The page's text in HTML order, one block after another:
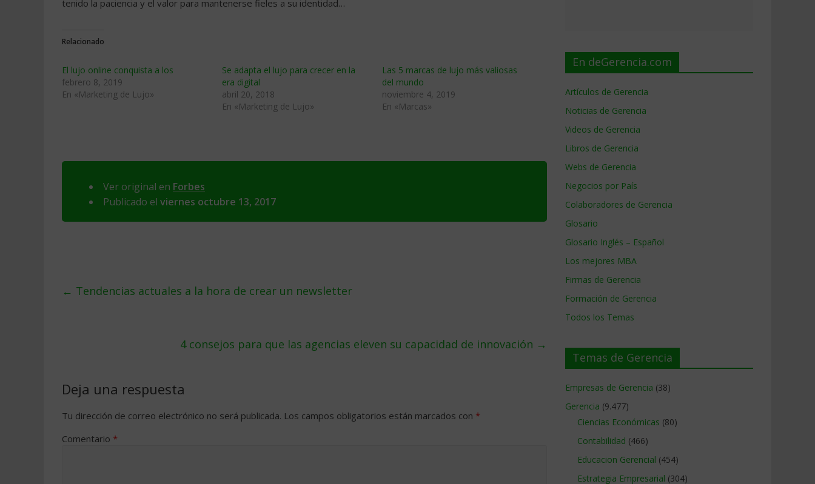
tenido la paciencia y el valor para mantenerse fieles a su identidad…
Relacionado
El lujo online conquista a los
febrero 8, 2019
En «Marketing de Lujo»
Se adapta el lujo para crecer en la
era digital
abril 20, 2018
En «Marketing de Lujo»
Las 5 marcas de lujo más valiosas
del mundo
noviembre 4, 2019
En «Marcas»
Ver original en Forbes
Publicado el viernes octubre 13, 2017
← Tendencias actuales a la hora de crear un newsletter
4 consejos para que las agencias eleven su capacidad de innovación →
Deja una respuesta
Tu dirección de correo electrónico no será publicada. Los campos obligatorios están marcados con *
Comentario *
En deGerencia.com
Artículos de Gerencia
Noticias de Gerencia
Videos de Gerencia
Libros de Gerencia
Webs de Gerencia
Negocios por País
Colaboradores de Gerencia
Glosario
Glosario Inglés – Español
Los mejores MBA
Firmas de Gerencia
Formación de Gerencia
Todos los Temas
Temas de Gerencia
Empresas de Gerencia (38)
Gerencia (9.477)
Ciencias Económicas (80)
Contabilidad (466)
Educacion Gerencial (454)
Estrategia Empresarial (304)